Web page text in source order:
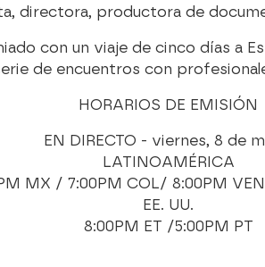
directora, productora de
con un viaje de cinco días a
de encuentros con
HORARIOS DE EMISIÓN
EN DIRECTO - viernes, 8 de
LATINOAMÉRICA
MX / 7:00PM COL/ 8:00PM
EE. UU.
8:00PM ET /5:00PM PT